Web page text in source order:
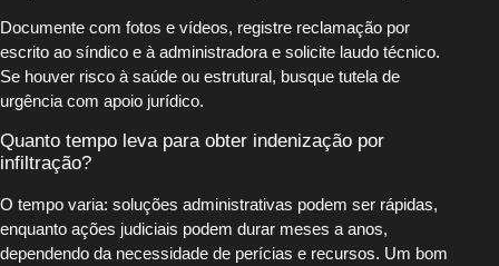
Documente com fotos e vídeos, registre reclamação por
escrito ao síndico e à administradora e solicite laudo técnico.
Se houver risco à saúde ou estrutural, busque tutela de
urgência com apoio jurídico.
Quanto tempo leva para obter indenização por
infiltração?
O tempo varia: soluções administrativas podem ser rápidas,
enquanto ações judiciais podem durar meses a anos,
dependendo da necessidade de perícias e recursos. Um bom